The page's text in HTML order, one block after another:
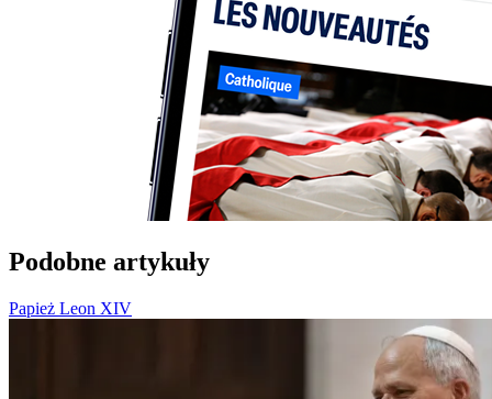
Podobne artykuły
Papież Leon XIV